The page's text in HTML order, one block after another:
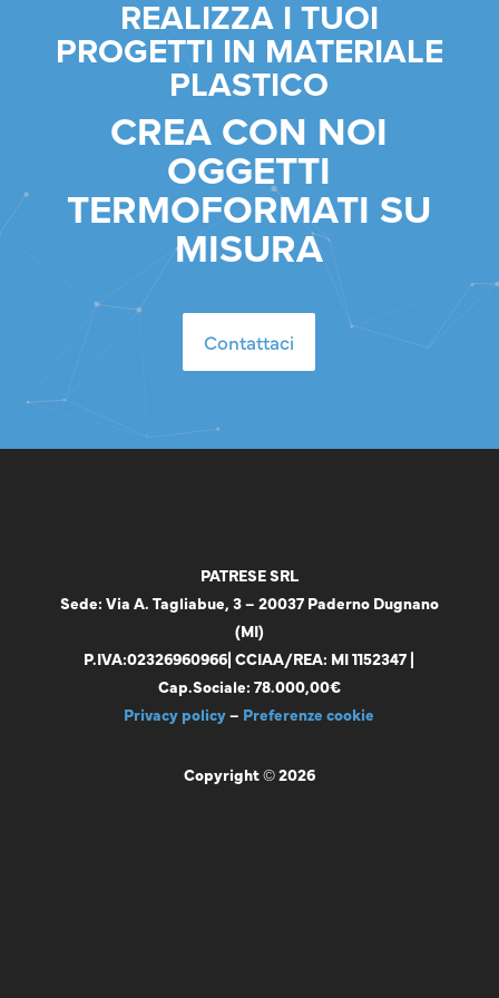
REALIZZA I TUOI
PROGETTI IN MATERIALE
PLASTICO
CREA CON NOI
OGGETTI
TERMOFORMATI SU
MISURA
Contattaci
PATRESE SRL
Sede: Via A. Tagliabue, 3 – 20037 Paderno Dugnano
(MI)
P.IVA:02326960966| CCIAA/REA: MI 1152347 |
Cap.Sociale: 78.000,00€
Privacy policy– Preferenze cookie
Copyright © 2026